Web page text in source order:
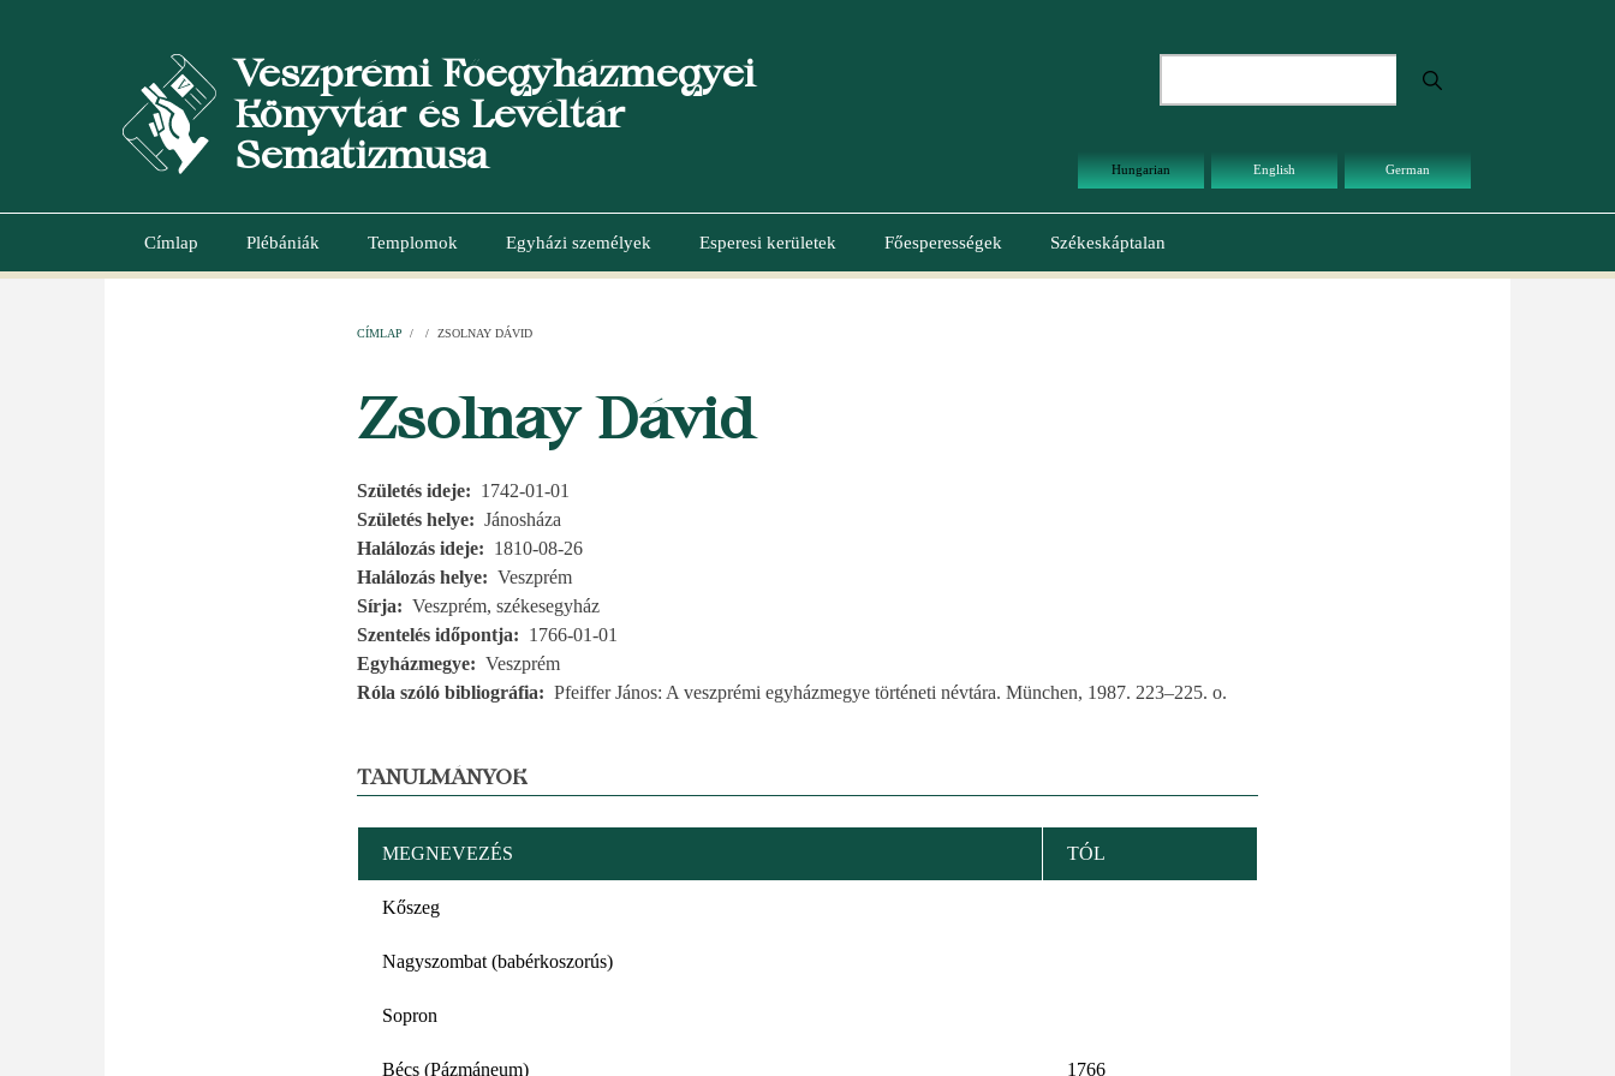
Veszprémi Főegyházmegyei
Könyvtár és Levéltár
Sematizmusa
Hungarian English German
Main
Címlap Plébániák Templomok Egyházi személyek Esperesi kerületek Főesperességek Székeskáptalan
CÍMLAP / / ZSOLNAY DÁVID
Zsolnay Dávid
Születés ideje
1742-01-01
Születés helye
Jánosháza
Halálozás ideje
1810-08-26
Halálozás helye
Veszprém
Sírja
Veszprém, székesegyház
Szentelés időpontja
1766-01-01
Egyházmegye
Veszprém
Róla szóló bibliográfia
Pfeiffer János: A veszprémi egyházmegye történeti névtára. München, 1987. 223–225. o.
TANULMÁNYOK
MEGNEVEZÉS TÓL
Kőszeg
Nagyszombat (babérkoszorús)
Sopron
Bécs (Pázmáneum) 1766